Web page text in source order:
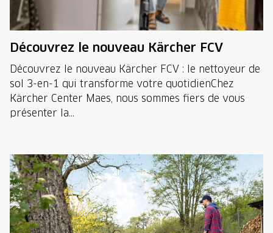
Découvrez le nouveau Kärcher FCV
Découvrez le nouveau Kärcher FCV : le nettoyeur de
sol 3-en-1 qui transforme votre quotidienChez
Kärcher Center Maes, nous sommes fiers de vous
présenter la...